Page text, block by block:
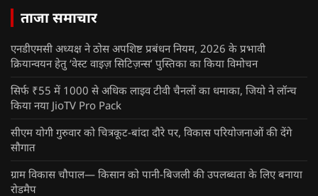
ताजा समाचार
एनडीएमसी अध्यक्ष ने ठोस अपशिष्ट प्रबंधन नियम, 2026 के प्रभावी
क्रियान्वयन हेतु ‘वेस्ट वाइज़ सिटिज़न्स’ पुस्तिका का किया विमोचन
सिर्फ ₹55 में 1000 से अधिक लाइव टीवी चैनलों का धमाका, जियो ने लॉन्च
किया नया JioTV Pro Pack
सीएम योगी गुरुवार को चित्रकूट-बांदा दौरे पर, विकास परियोजनाओं की देंगे
सौगात
ग्राम विकास चौपाल— किसान को पानी-बिजली की उपलब्धता के लिए बनाया
रोडमैप